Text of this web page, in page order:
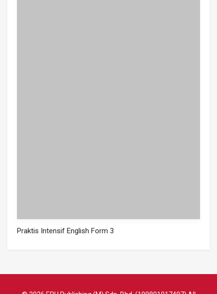
Praktis Intensif English Form 3